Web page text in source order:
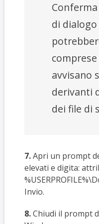
di
avvisano
derivanti
dei file di
7.Apri un prompt
elevati e digita:
Invio.
8.Chiudi il prompt